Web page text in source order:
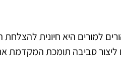
למורים היא חיונית
ליצור סביבה תומכת המקדמת